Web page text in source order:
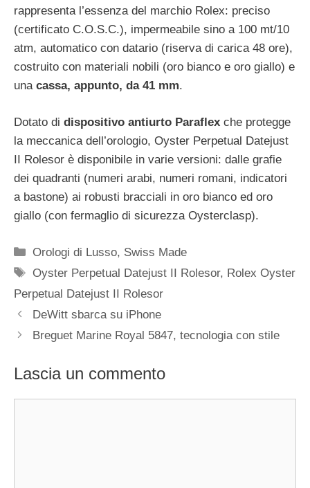
rappresenta l’essenza del marchio Rolex: preciso
(certificato C.O.S.C.), impermeabile sino a 100 mt/10
atm, automatico con datario (riserva di carica 48 ore),
costruito con materiali nobili (oro bianco e oro giallo) e
una cassa, appunto, da 41 mm.
Dotato di dispositivo antiurto Paraflex che protegge
la meccanica dell’orologio, Oyster Perpetual Datejust
II Rolesor è disponibile in varie versioni: dalle grafie
dei quadranti (numeri arabi, numeri romani, indicatori
a bastone) ai robusti bracciali in oro bianco ed oro
giallo (con fermaglio di sicurezza Oysterclasp).
Categorie
Orologi di Lusso, Swiss Made
Tag
Oyster Perpetual Datejust II Rolesor, Rolex Oyster
Perpetual Datejust II Rolesor
Navigazione
articolo
DeWitt sbarca su iPhone
Breguet Marine Royal 5847, tecnologia con stile
Lascia un commento